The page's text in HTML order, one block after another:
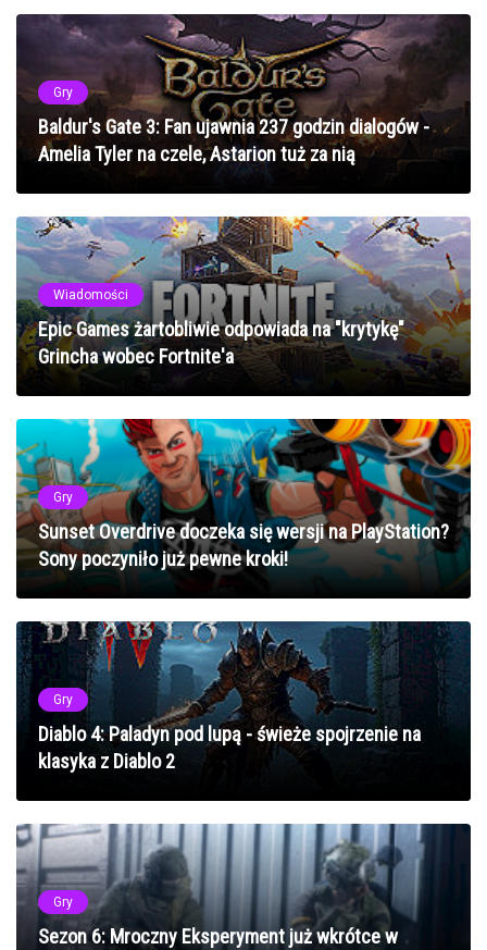
Gry
Baldur's Gate 3: Fan ujawnia 237 godzin dialogów -
Amelia Tyler na czele, Astarion tuż za nią
Wiadomości
Epic Games żartobliwie odpowiada na "krytykę"
Grincha wobec Fortnite'a
Gry
Sunset Overdrive doczeka się wersji na PlayStation?
Sony poczyniło już pewne kroki!
Gry
Diablo 4: Paladyn pod lupą - świeże spojrzenie na
klasyka z Diablo 2
Gry
Sezon 6: Mroczny Eksperyment już wkrótce w